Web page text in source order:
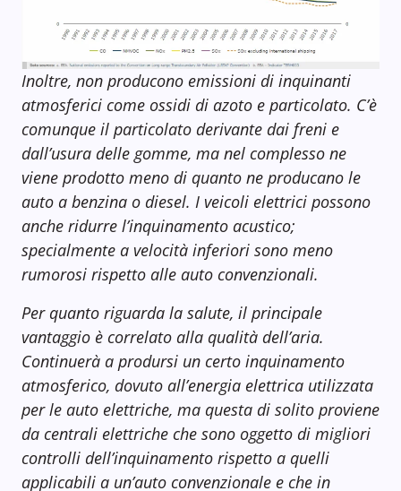
Inoltre, non producono emissioni di inquinanti
atmosferici come ossidi di azoto e particolato. C’è
comunque il particolato derivante dai freni e
dall’usura delle gomme, ma nel complesso ne
viene prodotto meno di quanto ne producano le
auto a benzina o diesel. I veicoli elettrici possono
anche ridurre l’inquinamento acustico;
specialmente a velocità inferiori sono meno
rumorosi rispetto alle auto convenzionali.
Per quanto riguarda la salute, il principale
vantaggio è correlato alla qualità dell’aria.
Continuerà a prodursi un certo inquinamento
atmosferico, dovuto all’energia elettrica utilizzata
per le auto elettriche, ma questa di solito proviene
da centrali elettriche che sono oggetto di migliori
controlli dell’inquinamento rispetto a quelli
applicabili a un’auto convenzionale e che in